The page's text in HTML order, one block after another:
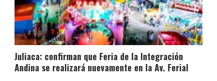
Juliaca: confirman que Feria de la Integración
Andina se realizará nuevamente en la Av. Ferial